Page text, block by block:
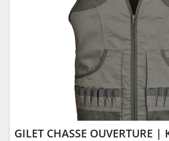
GILET CHASSE OUVERTURE |